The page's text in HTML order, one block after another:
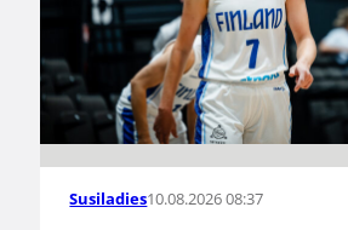
Susiladies10.08.2026 08:37